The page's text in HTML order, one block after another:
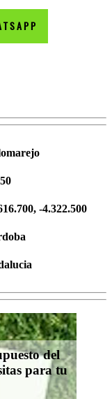
-4.322.500
del
para tu